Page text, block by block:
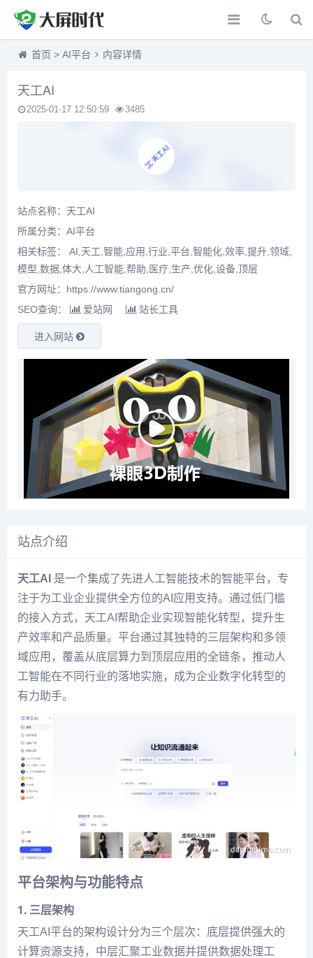
首页 > AI平台 内容详情
天工AI
2025-01-17 12:50:59 3485
站点名称：天工AI
所属分类： AI平台
相关标签： AI,天工,智能,应用,行业,平台,智能化,效率,提升,领域,
模型,数据,体大,人工智能,帮助,医疗,生产,优化,设备,顶层
官方网址：https://www.tiangong.cn/
SEO查询：
爱站网 站长工具
进入网站
站点介绍
天工AI 是一个集成了先进人工智能技术的智能平台，专
注于为工业企业提供全方位的AI应用支持。通过低门槛
的接入方式，天工AI帮助企业实现智能化转型，提升生
产效率和产品质量。平台通过其独特的三层架构和多领
域应用，覆盖从底层算力到顶层应用的全链条，推动人
工智能在不同行业的落地实施，成为企业数字化转型的
有力助手。
平台架构与功能特点
1. 三层架构
天工AI平台的架构设计分为三个层次：底层提供强大的
计算资源支持，中层汇聚工业数据并提供数据处理工